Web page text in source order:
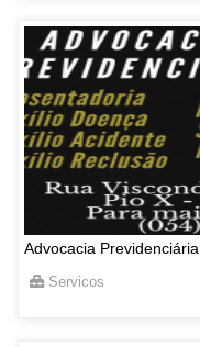
Advocacia Previdenciária
Servicos